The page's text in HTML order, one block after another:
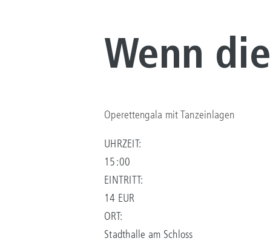
Wenn
Operettengala mit Tanzeinlagen
UHRZEIT:
15:00
EINTRITT:
14 EUR
ORT:
Stadthalle am Schloss